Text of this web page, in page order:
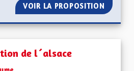
VOIR LA PROPOSITION UNE
de l´alsace